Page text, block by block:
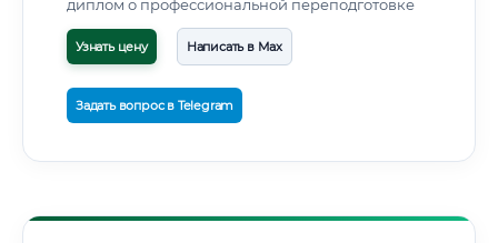
диплом о профессиональной переподготовке
Узнать цену Написать в Max
Задать вопрос в Telegram